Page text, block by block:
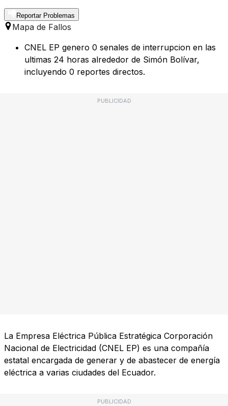
Reportar Problemas
Mapa de Fallos
CNEL EP genero 0 senales de interrupcion en las
ultimas 24 horas alrededor de Simón Bolívar,
incluyendo 0 reportes directos.
PUBLICIDAD
La Empresa Eléctrica Pública Estratégica Corporación
Nacional de Electricidad (CNEL EP) es una compañía
estatal encargada de generar y de abastecer de energía
eléctrica a varias ciudades del Ecuador.
PUBLICIDAD